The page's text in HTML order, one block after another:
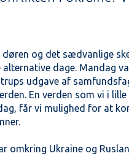
døren og det sædvanlige
alternative dage. Mandag
udgave af
En verden som vi i
får vi mulighed for at
omkring Ukraine og